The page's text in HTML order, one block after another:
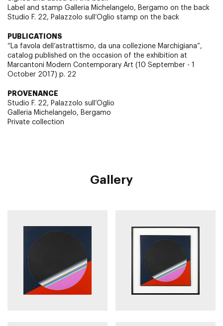
Label and stamp Galleria Michelangelo, Bergamo on the back
Studio F. 22, Palazzolo sull’Oglio stamp on the back
PUBLICATIONS
“La favola dell’astrattismo, da una collezione Marchigiana”,
catalog published on the occasion of the exhibition at
Marcantoni Modern Contemporary Art (10 September - 1
October 2017) p. 22
PROVENANCE
Studio F. 22, Palazzolo sull’Oglio
Galleria Michelangelo, Bergamo
Private collection
Gallery